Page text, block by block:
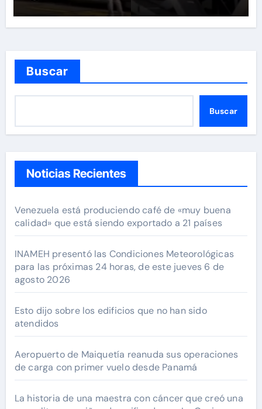
Buscar
Buscar
Noticias Recientes
Venezuela está produciendo café de «muy buena
calidad» que está siendo exportado a 21 países
INAMEH presentó las Condiciones Meteorológicas
para las próximas 24 horas, de este jueves 6 de
agosto 2026
Esto dijo sobre los edificios que no han sido
atendidos
Aeropuerto de Maiquetía reanuda sus operaciones
de carga con primer vuelo desde Panamá
La historia de una maestra con cáncer que creó una